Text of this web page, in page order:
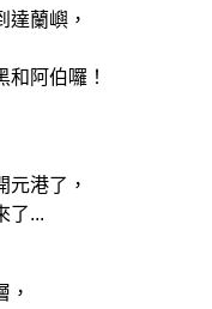
達蘭嶼，
阿伯囉！
元港了，
了...
，